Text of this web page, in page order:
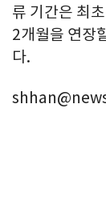
류 기간은 최
2개월을 연장
다.